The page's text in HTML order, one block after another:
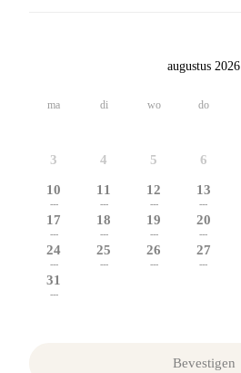
augustus 2026
ma di wo do
3 4 5 6
10
---
11
---
12
---
13
---
17
---
18
---
19
---
20
---
24
---
25
---
26
---
27
---
31
---
Bevestigen